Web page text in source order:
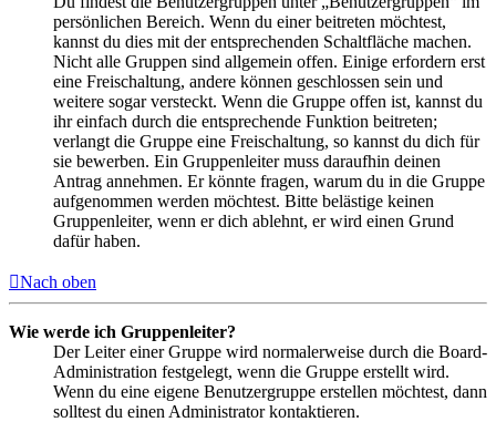
persönlichen Bereich. Wenn du einer beitreten möchtest,
kannst du dies mit der entsprechenden Schaltfläche machen.
Nicht alle Gruppen sind allgemein offen. Einige erfordern erst
eine Freischaltung, andere können geschlossen sein und
weitere sogar versteckt. Wenn die Gruppe offen ist, kannst du
ihr einfach durch die entsprechende Funktion beitreten;
verlangt die Gruppe eine Freischaltung, so kannst du dich für
sie bewerben. Ein Gruppenleiter muss daraufhin deinen
Antrag annehmen. Er könnte fragen, warum du in die Gruppe
aufgenommen werden möchtest. Bitte belästige keinen
Gruppenleiter, wenn er dich ablehnt, er wird einen Grund
dafür haben.
Nach oben
Wie werde ich Gruppenleiter?
Der Leiter einer Gruppe wird normalerweise durch die Board-
Administration festgelegt, wenn die Gruppe erstellt wird.
Wenn du eine eigene Benutzergruppe erstellen möchtest, dann
solltest du einen Administrator kontaktieren.